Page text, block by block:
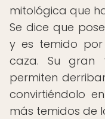
mitológica que
Se dice que
y es temido
caza. Su gran
permiten
convirtiéndolo
más temidos de